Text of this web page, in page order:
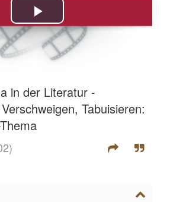
in der Literatur -
Tabuisieren: